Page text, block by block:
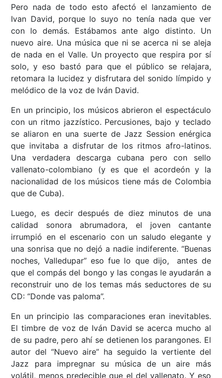
Pero nada de todo esto afectó el lanzamiento de
Ivan David, porque lo suyo no tenía nada que ver
con lo demás. Estábamos ante algo distinto. Un
nuevo aire. Una música que ni se acerca ni se aleja
de nada en el Valle. Un proyecto que respira por sí
solo, y eso bastó para que el público se relajara,
retomara la lucidez y disfrutara del sonido límpido y
melódico de la voz de Iván David.
En un principio, los músicos abrieron el espectáculo
con un ritmo jazzístico. Percusiones, bajo y teclado
se aliaron en una suerte de Jazz Session enérgica
que invitaba a disfrutar de los ritmos afro-latinos.
Una verdadera descarga cubana pero con sello
vallenato-colombiano (y es que el acordeón y la
nacionalidad de los músicos tiene más de Colombia
que de Cuba).
Luego, es decir después de diez minutos de una
calidad sonora abrumadora, el joven cantante
irrumpió en el escenario con un saludo elegante y
una sonrisa que no dejó a nadie indiferente. “Buenas
noches, Valledupar” eso fue lo que dijo, antes de
que el compás del bongo y las congas le ayudarán a
reconstruir uno de los temas más seductores de su
CD: “Donde vas paloma”.
En un principio las comparaciones eran inevitables.
El timbre de voz de Iván David se acerca mucho al
de su padre, pero ahí se detienen los parangones. El
autor del “Nuevo aire” ha seguido la vertiente del
Jazz para impregnar su música de un aire más
volátil, menos predecible que el del vallenato. Y eso